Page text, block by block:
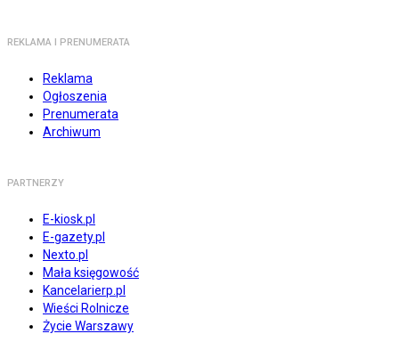
REKLAMA I PRENUMERATA
Reklama
Ogłoszenia
Prenumerata
Archiwum
PARTNERZY
E-kiosk.pl
E-gazety.pl
Nexto.pl
Mała księgowość
Kancelarierp.pl
Wieści Rolnicze
Życie Warszawy